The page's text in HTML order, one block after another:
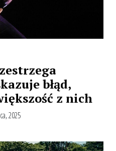
błąd,
z nich
2025